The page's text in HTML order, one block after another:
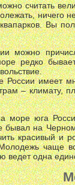
считать
ничего
Вы
можно
редко
России имеет
– климату,
море юга
бывал на
красивый и
чаще
одна